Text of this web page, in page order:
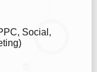
Social,